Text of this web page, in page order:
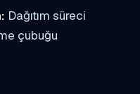
Dağıtım süreci
çubuğu